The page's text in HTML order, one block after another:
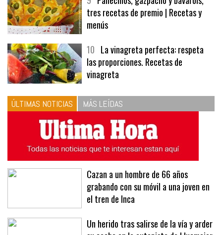
9Panecillos, gazpacho y bavarois,
tres recetas de premio | Recetas y
menús
10La vinagreta perfecta: respeta
las proporciones. Recetas de
vinagreta
ÚLTIMAS NOTICIAS MÁS LEÍDAS
Cazan a un hombre de 66 años
grabando con su móvil a una joven en
el tren de Inca